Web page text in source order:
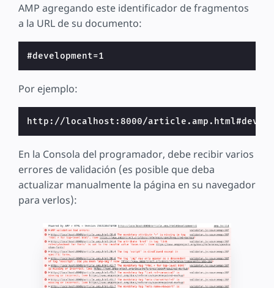
AMP agregando este identificador de fragmentos
a la URL de su documento:
Por ejemplo:
En la Consola del programador, debe recibir varios
errores de validación (es posible que deba
actualizar manualmente la página en su navegador
para verlos):